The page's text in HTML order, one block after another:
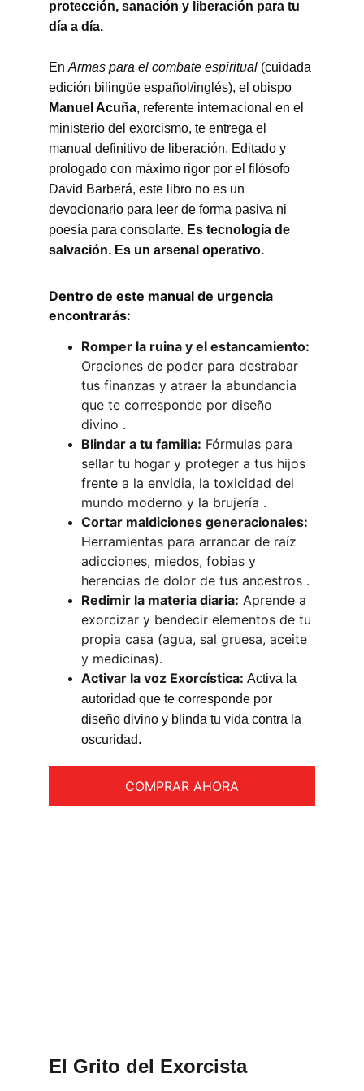
protección, sanación y liberación para tu
día a día.
En Armas para el combate espiritual (cuidada
edición bilingüe español/inglés), el obispo
Manuel Acuña, referente internacional en el
ministerio del exorcismo, te entrega el
manual definitivo de liberación. Editado y
prologado con máximo rigor por el filósofo
David Barberá, este libro no es un
devocionario para leer de forma pasiva ni
poesía para consolarte. Es tecnología de
salvación. Es un arsenal operativo.
Dentro de este manual de urgencia
encontrarás:
Romper la ruina y el estancamiento:
Oraciones de poder para destrabar
tus finanzas y atraer la abundancia
que te corresponde por diseño
divino .
Blindar a tu familia: Fórmulas para
sellar tu hogar y proteger a tus hijos
frente a la envidia, la toxicidad del
mundo moderno y la brujería .
Cortar maldiciones generacionales:
Herramientas para arrancar de raíz
adicciones, miedos, fobias y
herencias de dolor de tus ancestros .
Redimir la materia diaria: Aprende a
exorcizar y bendecir elementos de tu
propia casa (agua, sal gruesa, aceite
y medicinas).
Activar la voz Exorcística: Activa la
autoridad que te corresponde por
diseño divino y blinda tu vida contra la
oscuridad.
COMPRAR AHORA
El Grito del Exorcista